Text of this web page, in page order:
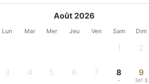
Août 2026
Lun Mar Mer Jeu Ven Sam Dim
1 2
3 4 5 6 7 8
-
9
341 $